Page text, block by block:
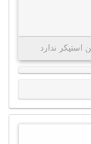
استیکر ندارد